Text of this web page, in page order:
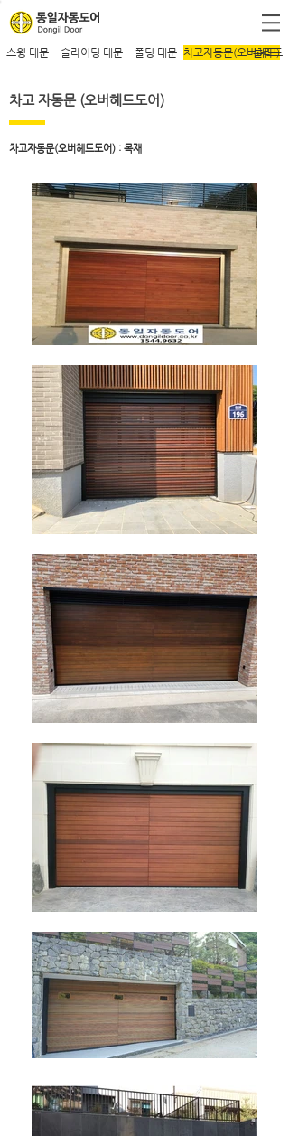
스윙 대문 슬라이딩 대문 폴딩 대문 차고자동문(오버헤드)
볼라드
​차고 자동문 (오버헤드도어)
차고자동문(오버헤드도어) : 목재